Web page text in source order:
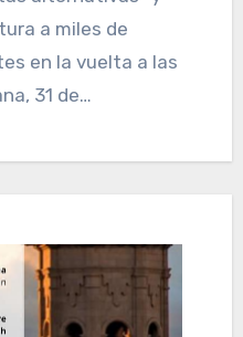
a miles de
en la vuelta a las
31 de…